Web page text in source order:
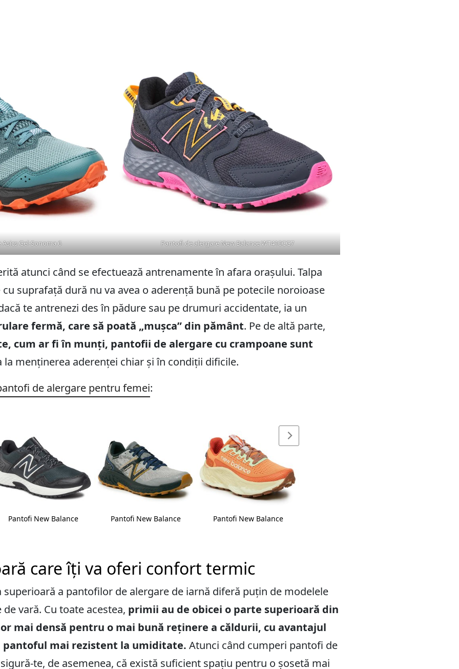
Gel-Sonoma 6 Pantofi de alergare New Balance WT410CG7
atunci când se efectuează antrenamente în afara orașului. Talpa
suprafață dură nu va avea o aderență bună pe potecile noroioase
te antrenezi des în pădure sau pe drumuri accidentate, ia un
fermă, care să poată „mușca” din pământ. Pe de altă parte,
cum ar fi în munți, pantofii de alergare cu crampoane sunt
menținerea aderenței chiar și în condiții dificile.
de alergare pentru femei:
Pantofi New Balance Pantofi New Balance Pantofi New Balance
care îți va oferi confort termic
superioară a pantofilor de alergare de iarnă diferă puțin de modelele
vară. Cu toate acestea, primii au de obicei o parte superioară din
mai densă pentru o mai bună reținere a căldurii, cu avantajul
pantoful mai rezistent la umiditate. Atunci când cumperi pantofi de
te, de asemenea, că există suficient spațiu pentru o șosetă mai